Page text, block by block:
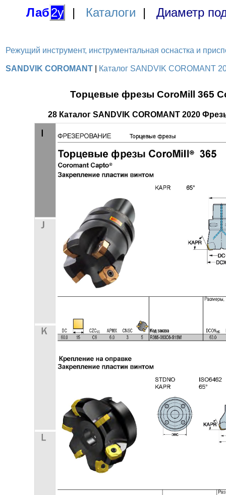
Лаб2у | Каталоги | Диаметр
Режущий инструмент, инструментальная оснастка и
SANDVIK COROMANT Каталог SANDVIK COROMANT
Торцевые фрезы CoroMill 365
28 Каталог SANDVIK COROMANT 2020